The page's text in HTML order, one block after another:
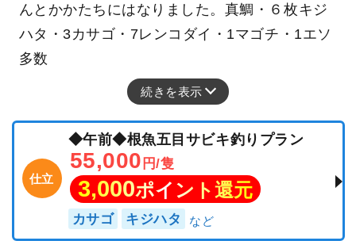
んとかかたちにはなりました。真鯛・６枚キジ
ハタ・3カサゴ・7レンコダイ・1マゴチ・1エソ
多数
続きを表示
仕立
◆午前◆根魚五目サビキ釣りプラン
55,000 円/隻
3,000ポイント還元
カサゴ キジハタ